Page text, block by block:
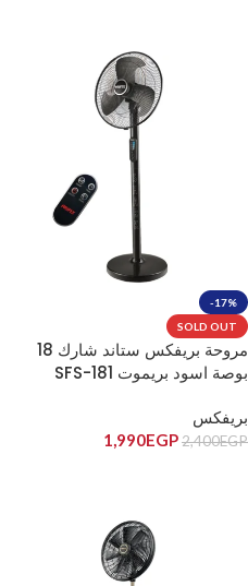
-17%
SOLD OUT
مروحة بريفكس ستاند شارك 18
بوصة اسود بريموت SFS-181
بريفكس
2,400EGP
1,990EGP